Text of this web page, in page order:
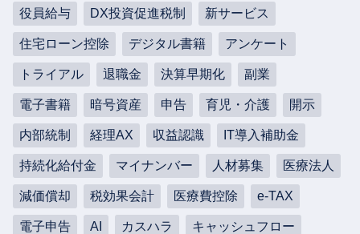
役員給与 DX投資促進税制 新サービス
住宅ローン控除 デジタル書籍 アンケート
トライアル 退職金 決算早期化 副業
電子書籍 暗号資産 申告 育児・介護 開示
内部統制 経理AX 収益認識 IT導入補助金
持続化給付金 マイナンバー 人材募集 医療法人
減価償却 税効果会計 医療費控除 e-TAX
電子申告 AI カスハラ キャッシュフロー